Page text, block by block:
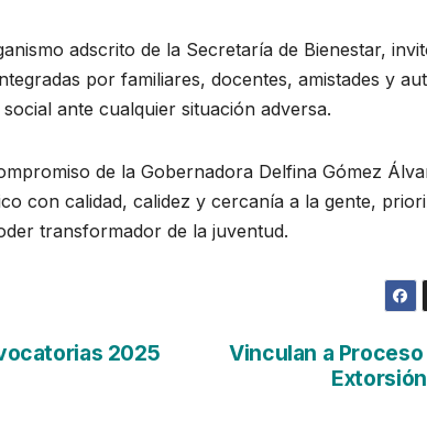
adscrito de la Secretaría de Bienestar,
por familiares, docentes, amistades y
ante cualquier situación adversa.
de la Gobernadora Delfina Gómez
con calidad, calidez y cercanía a la gente,
transformador de la juventud.
Vinculan a
2025